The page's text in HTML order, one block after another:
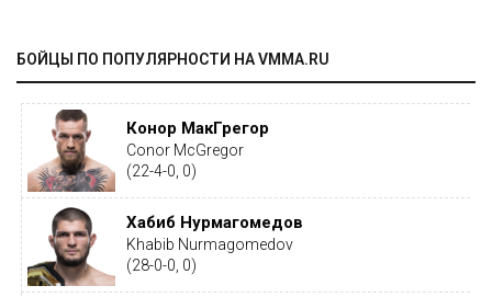
БОЙЦЫ ПО ПОПУЛЯРНОСТИ НА VMMA.RU
Конор МакГрегор
Conor McGregor
(22-4-0, 0)
Хабиб Нурмагомедов
Khabib Nurmagomedov
(28-0-0, 0)